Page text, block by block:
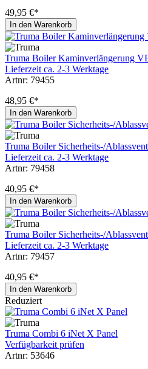
49,95 €*
In den Warenkorb
Truma Boiler Kaminverlängerung
Lieferzeit ca. 2-3 Werktage
Artnr: 79455
48,95 €*
In den Warenkorb
Truma Boiler Sicherheits-/
Lieferzeit ca. 2-3 Werktage
Artnr: 79458
40,95 €*
In den Warenkorb
Truma Boiler Sicherheits-/
Lieferzeit ca. 2-3 Werktage
Artnr: 79457
40,95 €*
In den Warenkorb
Reduziert
Truma Combi 6 iNet X Panel
Verfügbarkeit prüfen
Artnr: 53646